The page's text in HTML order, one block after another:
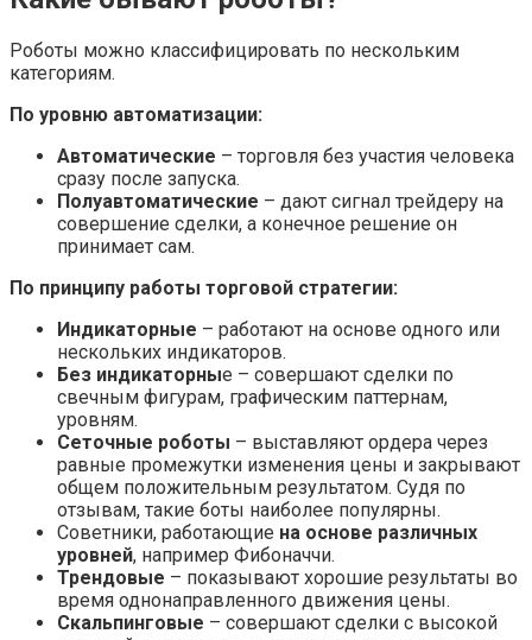
Роботы можно классифицировать по нескольким
категориям.
По уровню автоматизации:
Автоматические – торговля без участия человека
сразу после запуска.
Полуавтоматические – дают сигнал трейдеру на
совершение сделки, а конечное решение он
принимает сам.
По принципу работы торговой стратегии:
Индикаторные – работают на основе одного или
нескольких индикаторов.
Без индикаторные – совершают сделки по
свечным фигурам, графическим паттернам,
уровням.
Сеточные роботы – выставляют ордера через
равные промежутки изменения цены и закрывают
общем положительным результатом. Судя по
отзывам, такие боты наиболее популярны.
Советники, работающие на основе различных
уровней, например Фибоначчи.
Трендовые – показывают хорошие результаты во
время однонаправленного движения цены.
Скальпинговые – совершают сделки с высокой